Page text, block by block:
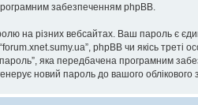
забезпеченням phpBB.
на різних вебсайтах. Ваш пароль є
phpBB чи якісь треті
яка передбачена програмним
новий пароль до вашого облікового